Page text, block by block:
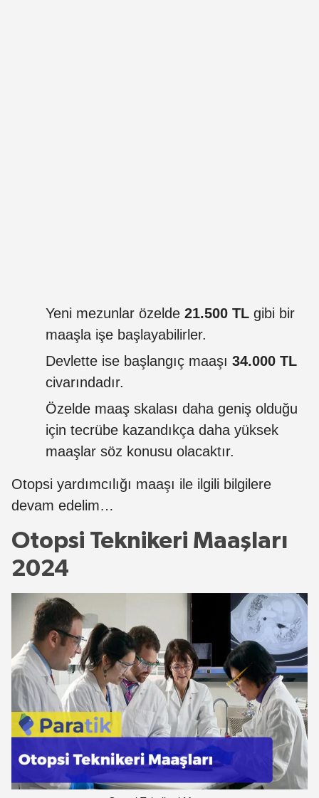
Yeni mezunlar özelde 21.500 TL gibi bir
maaşla işe başlayabilirler.
Devlette ise başlangıç maaşı 34.000 TL
civarındadır.
Özelde maaş skalası daha geniş olduğu
için tecrübe kazandıkça daha yüksek
maaşlar söz konusu olacaktır.
Otopsi yardımcılığı maaşı ile ilgili bilgilere
devam edelim…
Otopsi Teknikeri Maaşları
2024